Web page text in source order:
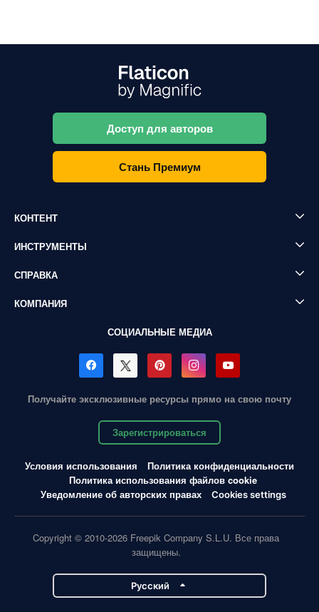
Доступ для авторов
Стань Премиум
КОНТЕНТ
ИНСТРУМЕНТЫ
СПРАВКА
КОМПАНИЯ
СОЦИАЛЬНЫЕ МЕДИА
Получайте эксклюзивные ресурсы прямо на свою почту
Зарегистрироваться
Условия использования
Политика конфиденциальности
Политика использования файлов cookie
Уведомление об авторских правах
Cookies settings
Copyright © 2010-2026 Freepik Company S.L.U. Все права
защищены.
Pусский